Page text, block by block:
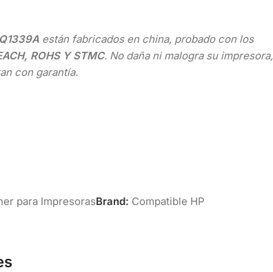
Q1339A están fabricados en china, probado con los
ROHS Y STMC. No daña ni malogra su impresora,
con garantía.
para ImpresorasBrand: Compatible HP